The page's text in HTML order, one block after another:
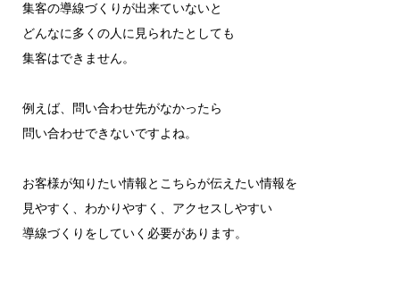
集客の導線づくりが出来ていないと
どんなに多くの人に見られたとしても
集客はできません。
例えば、問い合わせ先がなかったら
問い合わせできないですよね。
お客様が知りたい情報とこちらが伝えたい情報を
見やすく、わかりやすく、アクセスしやすい
導線づくりをしていく必要があります。